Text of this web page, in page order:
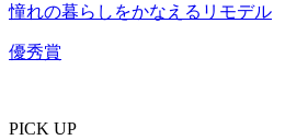
憧れの暮らしをかなえるリモデル
優秀賞
PICK UP